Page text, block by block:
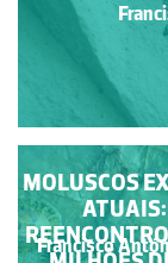
Francisco
MOLUSCOS
Francisco